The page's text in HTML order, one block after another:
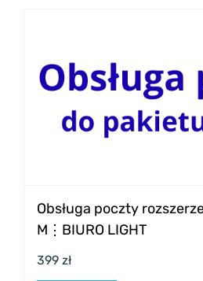
Obsługa poczty
M⋮BIURO LIGHT
399 zł